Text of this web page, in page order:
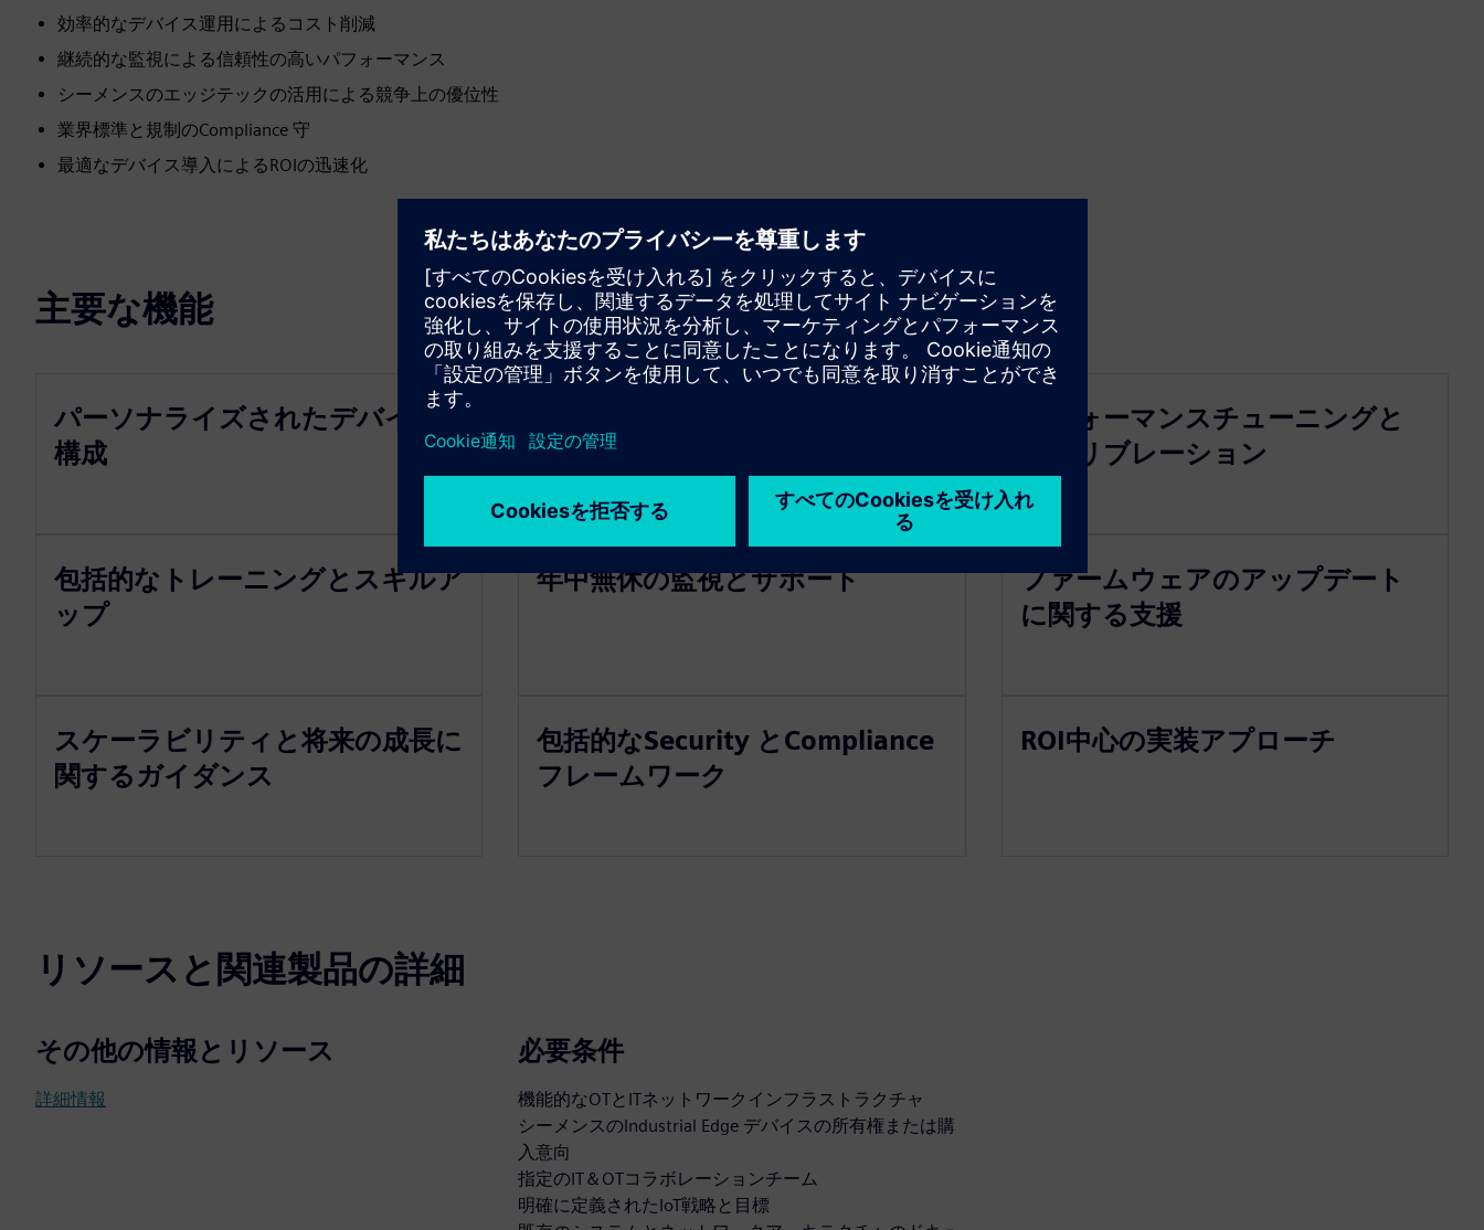
効率的なデバイス運用によるコスト削減
継続的な監視による信頼性の高いパフォーマンス
シーメンスのエッジテックの活用による競争上の優位性
業界標準と規制のCompliance 守
最適なデバイス導入によるROIの迅速化
主要な機能
パーソナライズされたデバイス
構成
合
パフォーマンスチューニングと
キャリブレーション
包括的なトレーニングとスキルア
ップ
年中無休の監視とサポート
ファームウェアのアップデート
に関する支援
スケーラビリティと将来の成長に
関するガイダンス
包括的なSecurity とCompliance
フレームワーク
ROI中心の実装アプローチ
リソースと関連製品の詳細
その他の情報とリソース
詳細情報
必要条件
機能的なOTとITネットワークインフラストラクチャ
シーメンスのIndustrial Edge デバイスの所有権または購
入意向
指定のIT＆OTコラボレーションチーム
明確に定義されたIoT戦略と目標